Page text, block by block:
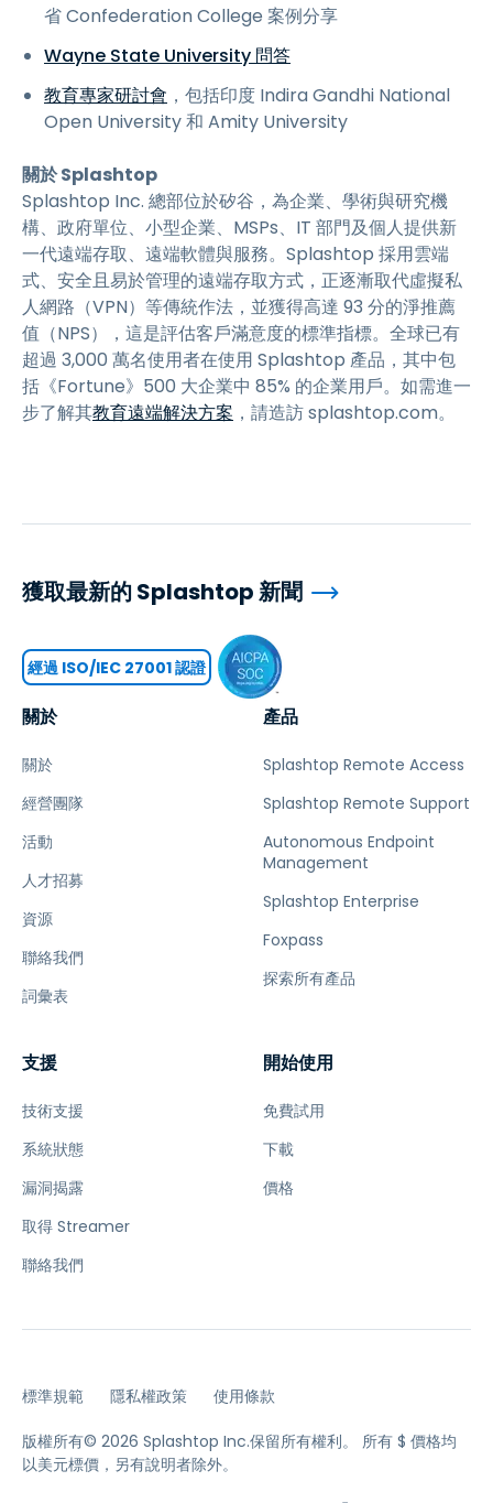
省 Confederation College 案例分享
Wayne State University 問答
教育專家研討會 ，包括印度 Indira Gandhi National
Open University 和 Amity University
關於 Splashtop
Splashtop Inc. 總部位於矽谷，為企業、學術與研究機
構、政府單位、小型企業、MSPs、IT 部門及個人提供新
一代遠端存取、遠端軟體與服務。Splashtop 採用雲端
式、安全且易於管理的遠端存取方式，正逐漸取代虛擬私
人網路（VPN）等傳統作法，並獲得高達 93 分的淨推薦
值（NPS），這是評估客戶滿意度的標準指標。全球已有
超過 3,000 萬名使用者在使用 Splashtop 產品，其中包
括《Fortune》500 大企業中 85% 的企業用戶。如需進一
步了解其教育遠端解決方案 ，請造訪 splashtop.com。
關於
關於
經營團隊
活動
人才招募
資源
聯絡我們
詞彙表
產品
Splashtop Remote Access
Splashtop Remote Support
Autonomous Endpoint
Management
Splashtop Enterprise
Foxpass
探索所有產品
支援
技術支援
系統狀態
漏洞揭露
取得 Streamer
聯絡我們
開始使用
免費試用
下載
價格
獲取最新的 Splashtop 新聞
經過 ISO/IEC 27001 認證
標準規範 隱私權政策 使用條款
版權所有© 2026 Splashtop Inc.保留所有權利。
所有 $ 價格均
以美元標價，另有說明者除外。